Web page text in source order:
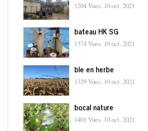
1204 Vues. 10 oct. 2021
bateau HK SG
1374 Vues. 10 oct. 2021
ble en herbe
1329 Vues. 10 oct. 2021
bocal nature
1401 Vues. 10 oct. 2021